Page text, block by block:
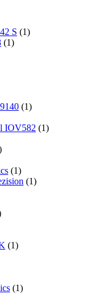
S (1)
(1)
(1)
IOV582 (1)
(1)
(1)
(1)
(1)